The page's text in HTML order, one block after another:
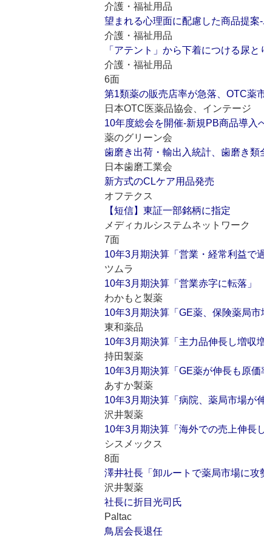
介護・福祉用品
望まれる心理面に配慮した商品提案
介護・福祉用品
「アテント」から下着につける尿
介護・福祉用品
6面
第1類薬の販売店率が急落、OTC薬
日本OTC医薬品協会、インテージ
10年度総会を開催‐新規PB商品導入
薬のグリーン会
歯磨き出荷・輸出入統計、歯磨き類
日本歯磨工業会
新方式のCLケア用品発売
オフテクス
【短信】東証一部銘柄に指定
メディカルシステムネットワーク
7面
10年3月期決算「営業・経常利益で
ツムラ
10年3月期決算「営業赤字に転落」
わかもと製薬
10年3月期決算「GE薬、保険薬局市
東和薬品
10年3月期決算「主力品伸長し増収増
持田製薬
10年3月期決算「GE薬が伸長も原価
あすか製薬
10年3月期決算「病院、薬局市場が伸
沢井製薬
10年3月期決算「海外での売上伸長
シスメックス
8面
澤井社長「卸ルートで薬局市場に攻
沢井製薬
社長に折目光司氏
Paltac
鳥居会長退任